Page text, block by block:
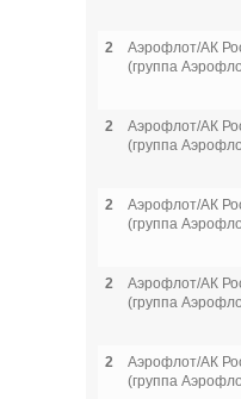
2
Аэрофлот/АК
(группа
2
Аэрофлот/АК
(группа
2
Аэрофлот/АК
(группа
2
Аэрофлот/АК
(группа
2
Аэрофлот/АК
(группа